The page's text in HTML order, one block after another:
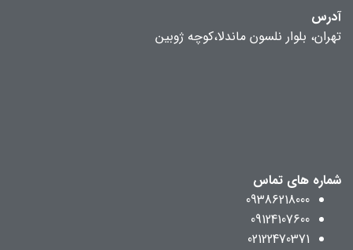
آدرس
تهران، بلوار نلسون ماندلا،کوچه ژوبین
شماره های تماس
09386218000
09124107600
02122470371